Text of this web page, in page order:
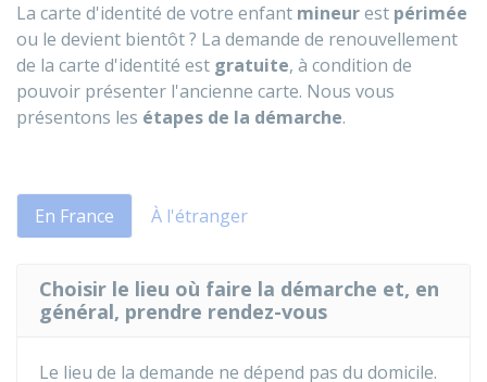
La carte d'identité de votre enfant mineurest périmée
ou le devient bientôt ? La demande de renouvellement
de la carte d'identité est gratuite, à condition de
pouvoir présenter l'ancienne carte. Nous vous
présentons les étapes de la démarche.
En France À l'étranger
Choisir le lieu où faire la démarche et, en
général, prendre rendez-vous
Le lieu de la demande ne dépend pas du domicile.